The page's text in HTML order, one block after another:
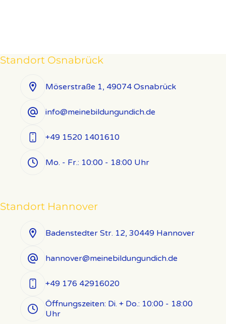
Standort Osnabrück
Möserstraße 1, 49074 Osnabrück
info@meinebildungundich.de
+49 1520 1401610
Mo. - Fr.: 10:00 - 18:00 Uhr
Standort Hannover
Badenstedter Str. 12, 30449 Hannover
hannover@meinebildungundich.de
+49 176 42916020
Öffnungszeiten: Di. + Do.: 10:00 - 18:00
Uhr